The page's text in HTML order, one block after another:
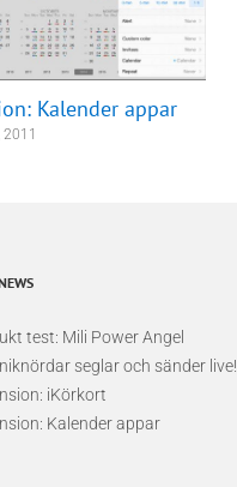
Kalender appar
test: Mili Power Angel
seglar och sänder live!
iKörkort
Kalender appar